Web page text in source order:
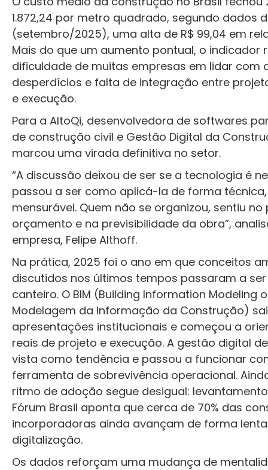
1.872,24 por metro quadrado, segundo dados
(setembro/2025), uma alta de R$ 99,04 em
Mais do que um aumento pontual, o indicador
dificuldade de muitas empresas em lidar com
desperdícios e falta de integração entre
e execução.
Para a AltoQi, desenvolvedora de softwares
de construção civil e Gestão Digital da
marcou uma virada definitiva no setor.
“A discussão deixou de ser se a tecnologia é
passou a ser como aplicá-la de forma
mensurável. Quem não se organizou, sentiu no
orçamento e na previsibilidade da obra”,
empresa, Felipe Althoff.
Na prática, 2025 foi o ano em que conceitos
discutidos nos últimos tempos passaram a
canteiro. O BIM (Building Information Modeling
Modelagem da Informação da Construção)
apresentações institucionais e começou a
reais de projeto e execução. A gestão digital
vista como tendência e passou a funcionar
ferramenta de sobrevivência operacional.
ritmo de adoção segue desigual: levantamento
Fórum Brasil aponta que cerca de 70% das
incorporadoras ainda avançam de forma
digitalização.
Os dados reforçam uma mudança de